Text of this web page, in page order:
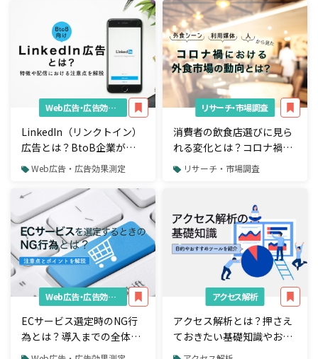
Web広告・広告効果測定
LinkedIn（リンクトイン）
広告とは？BtoB企業が配
信するメリットや流れ、注
Web広告・広告効果測定
リサーチ・市場調査
消費者の飲食店選びに見ら
れる変化とは？コロナ禍に
おける外食市場の動向
リサーチ・市場調査
Web広告・広告効果測定
ECサービス選定時のNG行
為とは？導入までの全体の
流れや選ぶポイントを解説
アクセス解析
アクセス解析とは？押さえ
ておきたい基礎知識やおす
すめツールを紹介